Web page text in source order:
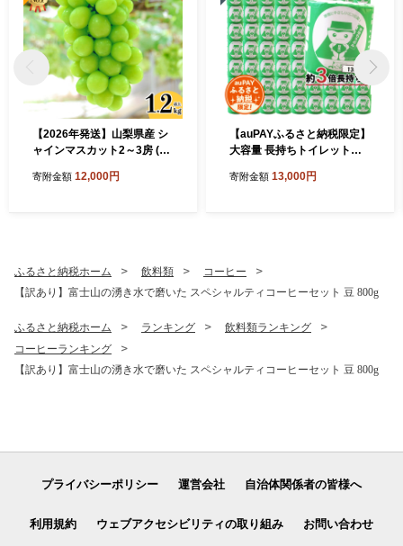
【2026年発送】山梨県産 シ
ャインマスカット2～3房 (1.
寄附金額 12,000円
【auPAYふるさと納税限定】
大容量 長持ちトイレットペ
芯なし
寄附金額 13,000円
ふるさと納税ホーム 飲料類
コーヒー
【訳あり】富士山の湧き水で磨いた スペシャルティコーヒーセット 豆 800g
ふるさと納税ホーム ランキング
飲料類ランキング
コーヒーランキング
【訳あり】富士山の湧き水で磨いた スペシャルティコーヒーセット 豆 800g
プライバシーポリシー 運営会社 自治体関係者の皆様へ
利用規約 ウェブアクセシビリティの取り組み お問い合わせ